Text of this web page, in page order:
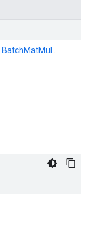
BatchMatMul